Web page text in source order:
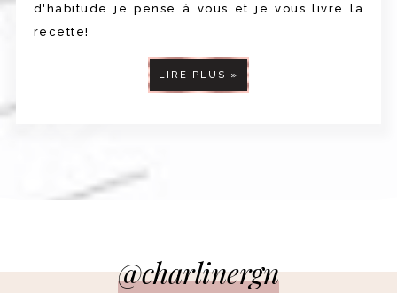
d'habitude je pense à vous et je vous livre la
recette!
LIRE PLUS »
@charlinergn